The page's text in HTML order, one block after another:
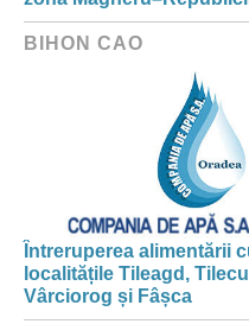
BIHON CAO
Întreruperea alimentării
localitățile Tileagd,
Vârciorog și Fâșca